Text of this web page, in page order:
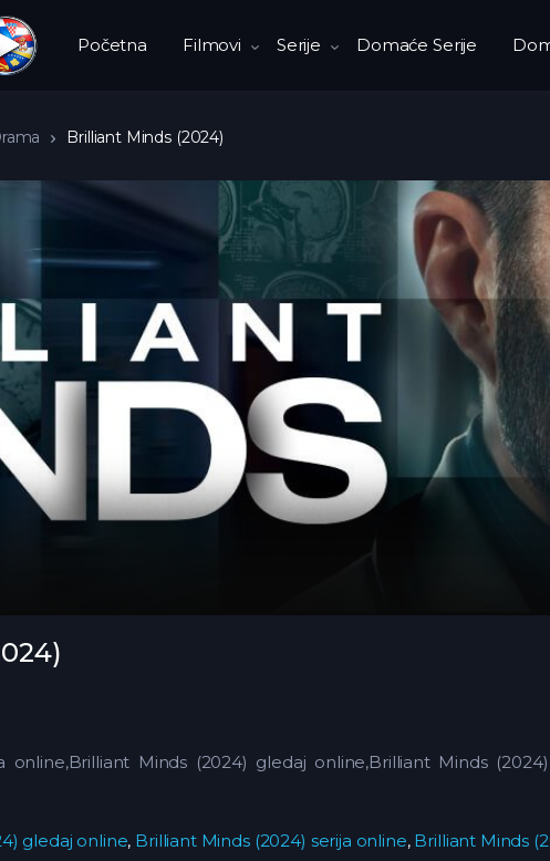
Početna Filmovi Serije Domaće Serije
Brilliant Minds (2024)
online,Brilliant Minds (2024) gledaj online,Brilliant Minds
gledaj online, Brilliant Minds (2024) serija online, Brilliant Minds